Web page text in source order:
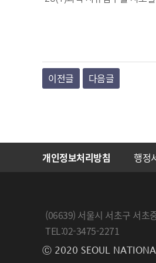
이전글 다음글
개인정보처리방침 행정
(06639) 서울시 서초구 서초
TEL:02-3475-2271
Ⓒ 2020 SEOUL